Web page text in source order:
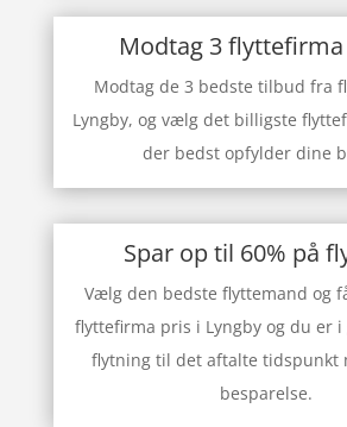
Modtag 3
Modtag de 3 bedste tilbud fra
Lyngby, og vælg det billigste
der bedst opfylder dine
Spar op til 60% på
Vælg den bedste flyttemand og
flyttefirma pris i Lyngby og du er
flytning til det aftalte tidspunkt
besparelse.